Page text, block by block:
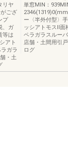
リヤ
ござ
プ
、ガ
等は
アト
ガラ
・土
単窓MIN：
ー〈半外付型〉
ッシアトモスⅡ
ペラガラスルー
店舗・土間用引
ログ